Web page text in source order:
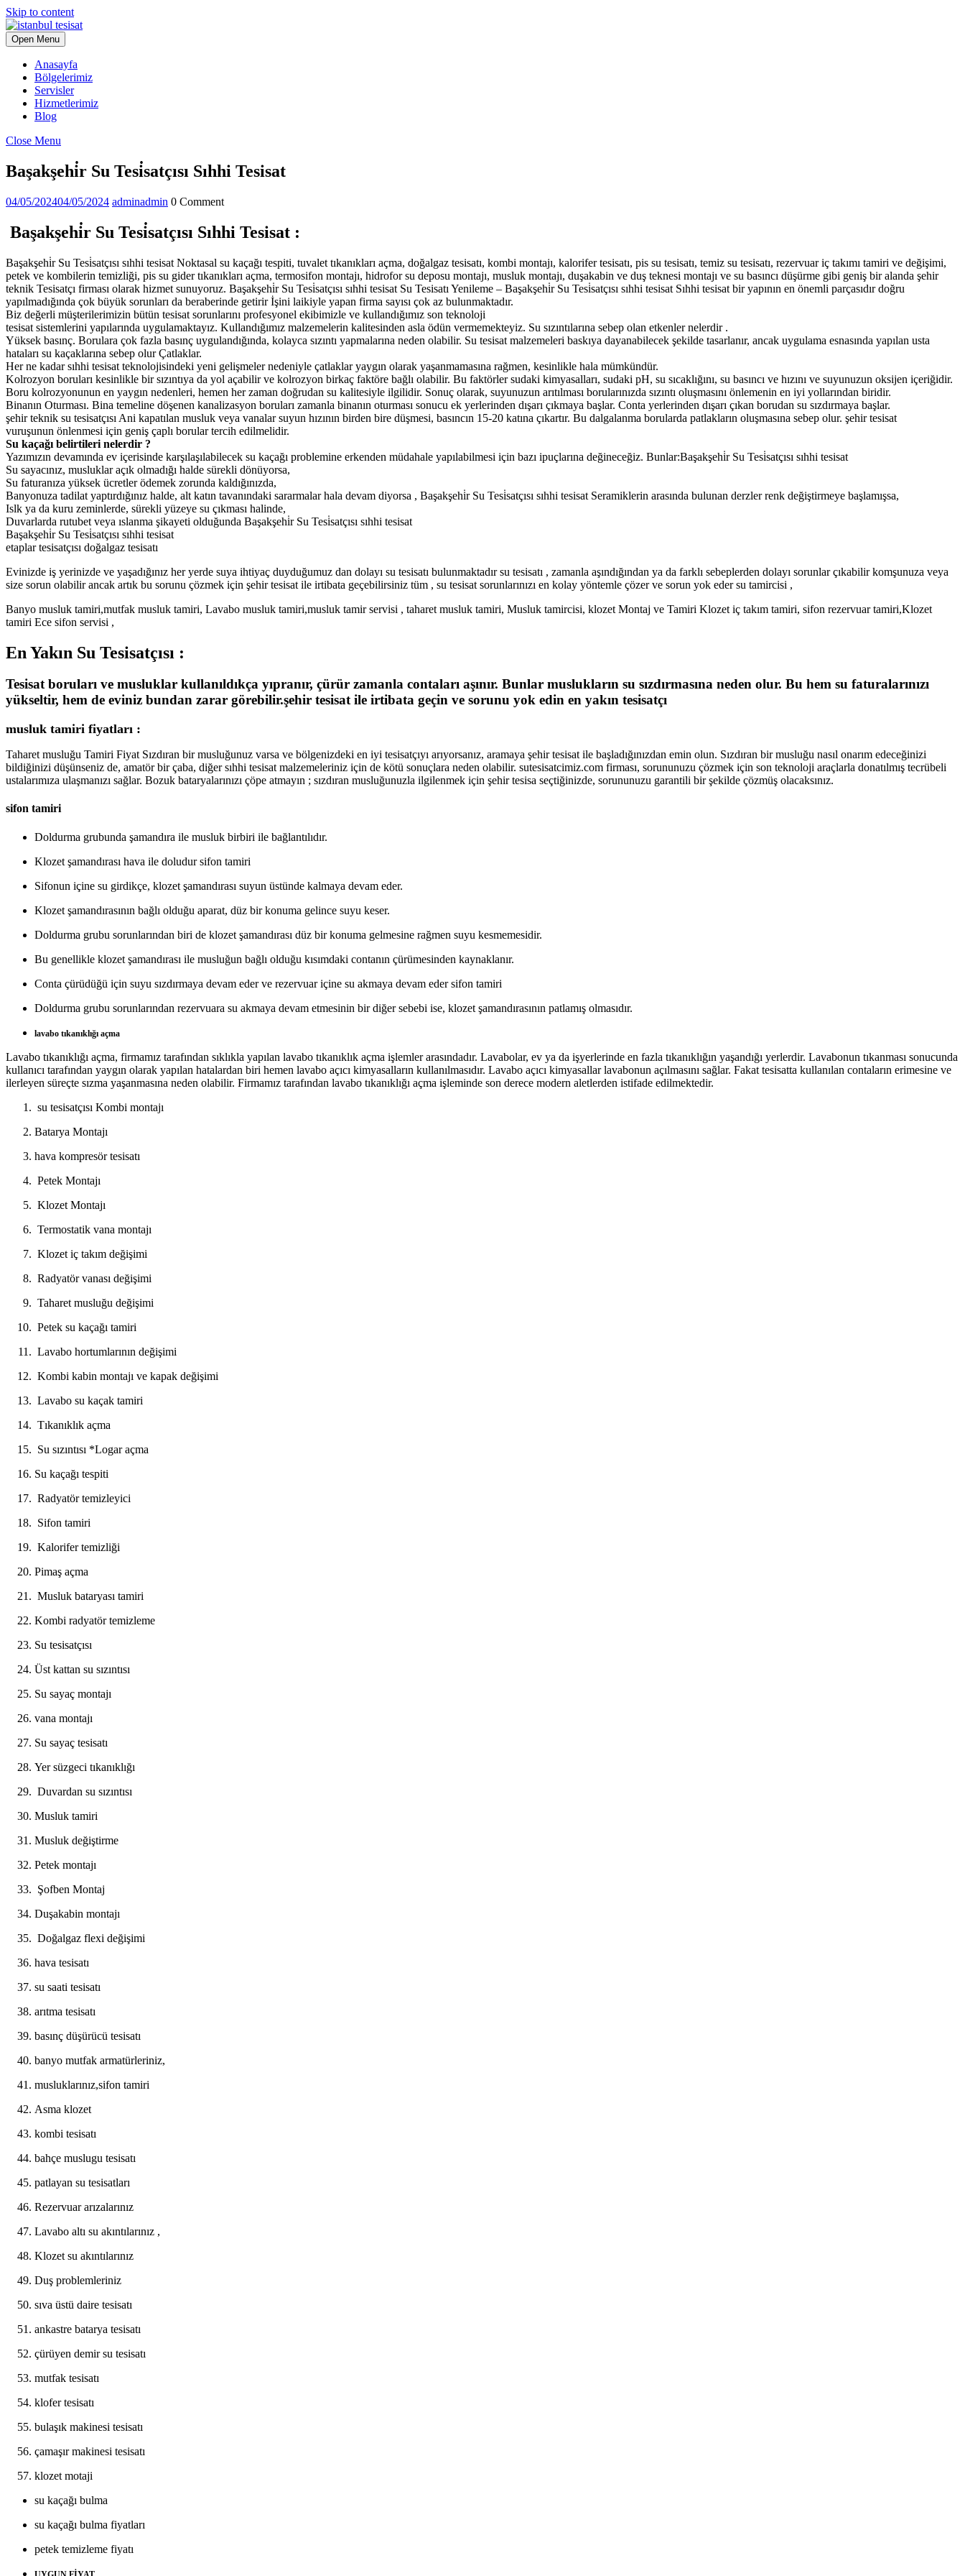
Skip to content
Open Menu
Anasayfa
Bölgelerimiz
Servisler
Hizmetlerimiz
Blog
Close Menu
Başakşehi̇r Su Tesi̇satçısı Sıhhi Tesisat
04/05/202404/05/2024 adminadmin 0 Comment
Başakşehi̇r Su Tesi̇satçısı Sıhhi Tesisat :
Başakşehi̇r Su Tesi̇satçısı sıhhi tesisat Noktasal su kaçağı tespiti, tuvalet tıkanıkları açma, doğalgaz tesisatı, kombi montajı, kalorifer tesisatı, pis su tesisatı, temiz su tesisatı, rezervuar iç takımı tamiri ve değişimi,
petek ve kombilerin temizliği, pis su gider tıkanıkları açma, termosifon montajı, hidrofor su deposu montajı, musluk montajı, duşakabin ve duş teknesi montajı ve su basıncı düşürme gibi geniş bir alanda şehir
teknik Tesisatçı firması olarak hizmet sunuyoruz. Başakşehi̇r Su Tesi̇satçısı sıhhi tesisat Su Tesisatı Yenileme – Başakşehi̇r Su Tesi̇satçısı sıhhi tesisat Sıhhi tesisat bir yapının en önemli parçasıdır doğru
yapılmadığında çok büyük sorunları da beraberinde getirir İşini laikiyle yapan firma sayısı çok az bulunmaktadır.
Biz değerli müşterilerimizin bütün tesisat sorunlarını profesyonel ekibimizle ve kullandığımız son teknoloji
tesisat sistemlerini yapılarında uygulamaktayız. Kullandığımız malzemelerin kalitesinden asla ödün vermemekteyiz. Su sızıntılarına sebep olan etkenler nelerdir .
Yüksek basınç. Borulara çok fazla basınç uygulandığında, kolayca sızıntı yapmalarına neden olabilir. Su tesisat malzemeleri baskıya dayanabilecek şekilde tasarlanır, ancak uygulama esnasında yapılan usta
hataları su kaçaklarına sebep olur Çatlaklar.
Her ne kadar sıhhi tesisat teknolojisindeki yeni gelişmeler nedeniyle çatlaklar yaygın olarak yaşanmamasına rağmen, kesinlikle hala mümkündür.
Kolrozyon boruları kesinlikle bir sızıntıya da yol açabilir ve kolrozyon birkaç faktöre bağlı olabilir. Bu faktörler sudaki kimyasalları, sudaki pH, su sıcaklığını, su basıncı ve hızını ve suyunuzun oksijen içeriğidir.
Boru kolrozyonunun en yaygın nedenleri, hemen her zaman doğrudan su kalitesiyle ilgilidir. Sonuç olarak, suyunuzun arıtılması borularınızda sızıntı oluşmasını önlemenin en iyi yollarından biridir.
Binanın Oturması. Bina temeline döşenen kanalizasyon boruları zamanla binanın oturması sonucu ek yerlerinden dışarı çıkmaya başlar. Conta yerlerinden dışarı çıkan borudan su sızdırmaya başlar.
şehir teknik su tesisatçısı Ani kapatılan musluk veya vanalar suyun hızının birden bire düşmesi, basıncın 15-20 katına çıkartır. Bu dalgalanma borularda patlakların oluşmasına sebep olur. şehir tesisat
vuruşunun önlenmesi için geniş çaplı borular tercih edilmelidir.
Su kaçağı belirtileri nelerdir ?
Yazımızın devamında ev içerisinde karşılaşılabilecek su kaçağı problemine erkenden müdahale yapılabilmesi için bazı ipuçlarına değineceğiz. Bunlar:Başakşehi̇r Su Tesi̇satçısı sıhhi tesisat
Su sayacınız, musluklar açık olmadığı halde sürekli dönüyorsa,
Su faturanıza yüksek ücretler ödemek zorunda kaldığınızda,
Banyonuza tadilat yaptırdığınız halde, alt katın tavanındaki sararmalar hala devam diyorsa , Başakşehi̇r Su Tesi̇satçısı sıhhi tesisat Seramiklerin arasında bulunan derzler renk değiştirmeye başlamışsa,
Islk ya da kuru zeminlerde, sürekli yüzeye su çıkması halinde,
Duvarlarda rutubet veya ıslanma şikayeti olduğunda Başakşehi̇r Su Tesi̇satçısı sıhhi tesisat
Başakşehi̇r Su Tesi̇satçısı sıhhi tesisat
etaplar tesisatçısı doğalgaz tesisatı
Evinizde iş yerinizde ve yaşadığınız her yerde suya ihtiyaç duyduğumuz dan dolayı su tesisatı bulunmaktadır su tesisatı , zamanla aşındığından ya da farklı sebeplerden dolayı sorunlar çıkabilir komşunuza veya
size sorun olabilir ancak artık bu sorunu çözmek için şehir tesisat ile irtibata geçebilirsiniz tüm , su tesisat sorunlarınızı en kolay yöntemle çözer ve sorun yok edersu tamircisi ,
Banyo musluk tamiri,mutfak musluk tamiri, Lavabo musluk tamiri,musluk tamir servisi , taharet musluk tamiri, Musluk tamircisi, klozet Montaj ve Tamiri Klozet iç takım tamiri, sifon rezervuar tamiri,Klozet
tamiri Ece sifon servisi ,
En Yakın Su Tesisatçısı :
Tesisat boruları ve musluklar kullanıldıkça yıpranır, çürür zamanla contaları aşınır. Bunlar muslukların su sızdırmasına neden olur. Bu hem su faturalarınızı
yükseltir, hem de eviniz bundan zarar görebilir.şehir tesisat ile irtibata geçin ve sorunu yok edin en yakın tesisatçı
musluk tamiri fiyatları :
Taharet musluğu Tamiri Fiyat Sızdıran bir musluğunuz varsa ve bölgenizdeki en iyi tesisatçıyı arıyorsanız, aramaya şehir tesisat ile başladığınızdan emin olun. Sızdıran bir musluğu nasıl onarım edeceğinizi
bildiğinizi düşünseniz de, amatör bir çaba, diğer sıhhi tesisat malzemeleriniz için de kötü sonuçlara neden olabilir. sutesisatcimiz.com firması, sorununuzu çözmek için son teknoloji araçlarla donatılmış tecrübeli
ustalarımıza ulaşmanızı sağlar. Bozuk bataryalarınızı çöpe atmayın ; sızdıran musluğunuzla ilgilenmek için şehir tesisa seçtiğinizde, sorununuzu garantili bir şekilde çözmüş olacaksınız.
sifon tamiri
Doldurma grubunda şamandıra ile musluk birbiri ile bağlantılıdır.
Klozet şamandırası hava ile doludursifon tamiri
Sifonun içine su girdikçe, klozet şamandırası suyun üstünde kalmaya devam eder.
Klozet şamandırasının bağlı olduğu aparat, düz bir konuma gelince suyu keser.
Doldurma grubu sorunlarından biri de klozet şamandırası düz bir konuma gelmesine rağmen suyu kesmemesidir.
Bu genellikle klozet şamandırası ile musluğun bağlı olduğu kısımdaki contanın çürümesinden kaynaklanır.
Conta çürüdüğü için suyu sızdırmaya devam eder ve rezervuar içine su akmaya devam edersifon tamiri
Doldurma grubu sorunlarından rezervuara su akmaya devam etmesinin bir diğer sebebi ise, klozet şamandırasının patlamış olmasıdır.
lavabo tıkanıklığı açma
Lavabo tıkanıklığı açma, firmamız tarafından sıklıkla yapılan lavabo tıkanıklık açma işlemler arasındadır. Lavabolar, ev ya da işyerlerinde en fazla tıkanıklığın yaşandığı yerlerdir. Lavabonun tıkanması sonucunda
kullanıcı tarafından yaygın olarak yapılan hatalardan biri hemen lavabo açıcı kimyasalların kullanılmasıdır. Lavabo açıcı kimyasallar lavabonun açılmasını sağlar. Fakat tesisatta kullanılan contaların erimesine ve
ilerleyen süreçte sızma yaşanmasına neden olabilir. Firmamız tarafından lavabo tıkanıklığı açma işleminde son derece modern aletlerden istifade edilmektedir.
su tesisatçısı Kombi montajı
Batarya Montajı
hava kompresör tesisatı
Petek Montajı
​ Klozet Montajı​
Termostatik vana montajı
​ Klozet iç takım değişimi​
Radyatör vanası değişimi ​
Taharet musluğu değişimi​
Petek su kaçağı tamiri
Lavabo hortumlarının değişimi​
Kombi kabin montajı ve kapak değişimi ​
Lavabo su kaçak tamiri​
Tıkanıklık açma ​
Su sızıntısı *Logar açma
Su kaçağı tespiti​
Radyatör temizleyici
Sifon tamiri
Kalorifer temizliği ​
Pimaş açma​
Musluk bataryası tamiri ​
Kombi radyatör temizleme​
Su tesisatçısı ​
Üst kattan su sızıntısı​
Su sayaç montajı
vana montajı
Su sayaç tesisatı
Yer süzgeci tıkanıklığı ​
Duvardan su sızıntısı​
Musluk tamiri ​
Musluk değiştirme ​
Petek montajı ​
Şofben Montaj​
Duşakabin montajı
Doğalgaz flexi değişimi
hava tesisatı
su saati tesisatı
arıtma tesisatı
basınç düşürücü tesisatı
banyo mutfak armatürleriniz,
musluklarınız,sifon tamiri
Asma klozet
kombi tesisatı
bahçe muslugu tesisatı
patlayan su tesisatları
Rezervuar arızalarınız
Lavabo altı su akıntılarınız ,
Klozet su akıntılarınız
Duş problemleriniz
sıva üstü daire tesisatı
ankastre batarya tesisatı
çürüyen demir su tesisatı
mutfak tesisatı
klofer tesisatı
bulaşık makinesi tesisatı
çamaşır makinesi tesisatı
klozet motaji
su kaçağı bulma
su kaçağı bulma fiyatları
petek temizleme fiyatı